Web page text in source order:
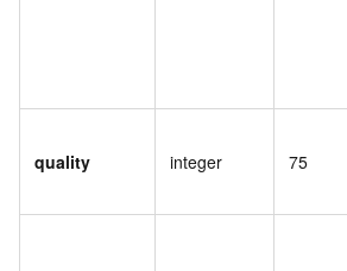
quality integer 75